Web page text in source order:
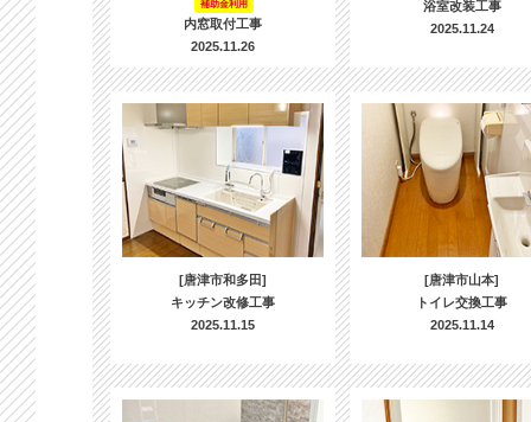
補助金利用
内窓取付工事
2025.11.26
浴室改装工事
2025.11.24
[唐津市和多田]
キッチン改修工事
2025.11.15
[唐津市山本]
トイレ交換工事
2025.11.14